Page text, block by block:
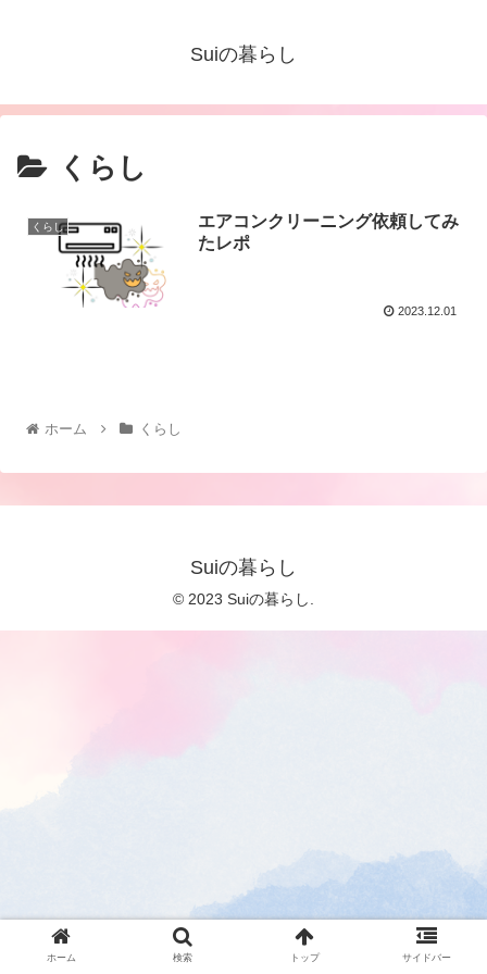
Suiの暮らし
くらし
くらし
エアコンクリーニング依頼してみ
たレポ
2023.12.01
ホーム くらし
Suiの暮らし
© 2023 Suiの暮らし.
ホーム 検索 トップ サイドバー